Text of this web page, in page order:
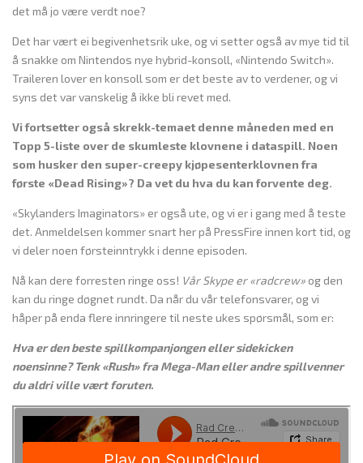
det må jo være verdt noe?
Det har vært ei begivenhetsrik uke, og vi setter også av mye tid til
å snakke om Nintendos nye hybrid-konsoll, «Nintendo Switch».
Traileren lover en konsoll som er det beste av to verdener, og vi
syns det var vanskelig å ikke bli revet med.
Vi fortsetter også skrekk-temaet denne måneden med en
Topp 5-liste over de skumleste klovnene i dataspill. Noen
som husker den super-creepy kjøpesenterklovnen fra
første «Dead Rising»? Da vet du hva du kan forvente deg.
«Skylanders Imaginators» er også ute, og vi er i gang med å teste
det. Anmeldelsen kommer snart her på PressFire innen kort tid, og
vi deler noen førsteinntrykk i denne episoden.
Nå kan dere forresten ringe oss! Vår Skype er «radcrew»og den
kan du ringe døgnet rundt. Da når du vår telefonsvarer, og vi
håper på enda flere innringere til neste ukes spørsmål, som er:
Hva er den beste spillkompanjongen eller sidekicken
noensinne? Tenk «Rush» fra Mega-Man eller andre spillvenner
du aldri ville vært foruten.